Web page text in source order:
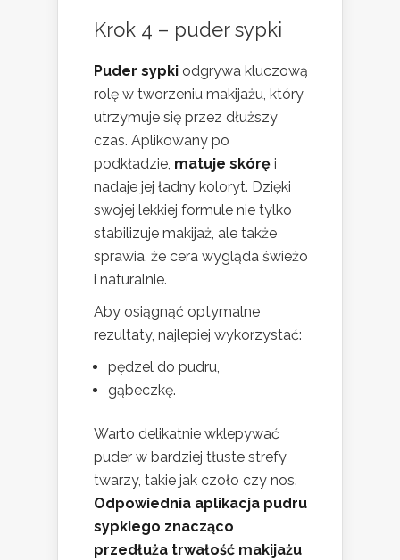
Krok 4 – puder sypki
Puder sypki odgrywa kluczową
rolę w tworzeniu makijażu, który
utrzymuje się przez dłuższy
czas. Aplikowany po
podkładzie, matuje skórę i
nadaje jej ładny koloryt. Dzięki
swojej lekkiej formule nie tylko
stabilizuje makijaż, ale także
sprawia, że cera wygląda świeżo
i naturalnie.
Aby osiągnąć optymalne
rezultaty, najlepiej wykorzystać:
pędzel do pudru,
gąbeczkę.
Warto delikatnie wklepywać
puder w bardziej tłuste strefy
twarzy, takie jak czoło czy nos.
Odpowiednia aplikacja pudru
sypkiego znacząco
przedłuża trwałość makijażu